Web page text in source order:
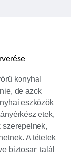
konyhai
de azok
eszközök
szerepelnek,
A tételek
biztosan talál